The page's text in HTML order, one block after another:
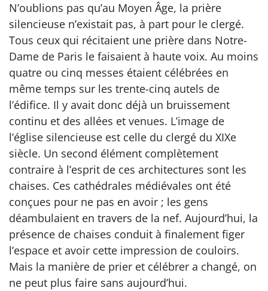
N’oublions pas qu’au Moyen Âge, la prière
silencieuse n’existait pas, à part pour le clergé.
Tous ceux qui récitaient une prière dans Notre-
Dame de Paris le faisaient à haute voix. Au moins
quatre ou cinq messes étaient célébrées en
même temps sur les trente-cinq autels de
l’édifice. Il y avait donc déjà un bruissement
continu et des allées et venues. L’image de
l’église silencieuse est celle du clergé du XIXe
siècle. Un second élément complètement
contraire à l’esprit de ces architectures sont les
chaises. Ces cathédrales médiévales ont été
conçues pour ne pas en avoir ; les gens
déambulaient en travers de la nef. Aujourd’hui, la
présence de chaises conduit à finalement figer
l’espace et avoir cette impression de couloirs.
Mais la manière de prier et célébrer a changé, on
ne peut plus faire sans aujourd’hui.